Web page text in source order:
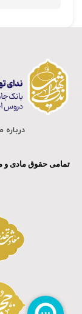
درباره
تمامی حقوق مادی و